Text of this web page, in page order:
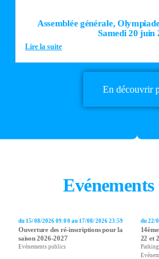
Assemblée générale,
Samedi 20 juin
Lire la suite
En découvrir
du 15/08/2026 09:00 au 17/08/2026 23:59
Ouverture des ré-inscriptions pour la
saison 2026-2027
Evénements publics
du 22/
22 et